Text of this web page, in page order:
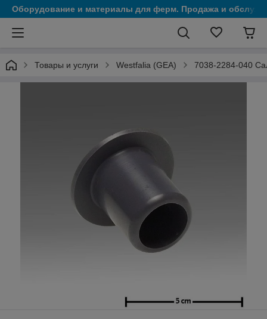
Оборудование и материалы для ферм. Продажа и
Товары и услуги Westfalia (GEA) 7038-2284-040